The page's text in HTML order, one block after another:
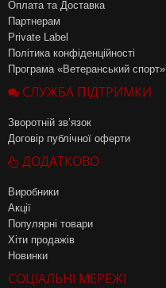
Оплата та Доставка
Партнерам
Private Label
Політика конфіденційності
Програма «Ветеранський спорт»
СЛУЖБА ПІДТРИМКИ
Зворотній зв’язок
Договір публічної оферти
ДОДАТКОВО
Виробники
Акції
Популярні товари
Хіти продажів
Новинки
СОЦІАЛЬНІ МЕРЕЖІ